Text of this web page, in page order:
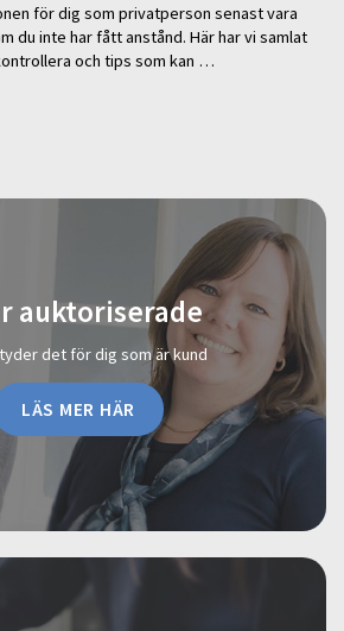
för dig som privatperson senast vara
du inte har fått anstånd. Här har vi samlat
och tips som kan …
auktoriserade
det för dig som är kund
LÄS MER HÄR